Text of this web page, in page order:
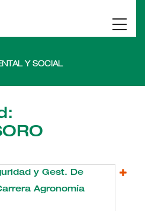
Y SOCIAL
y Gest. De
Agronomía